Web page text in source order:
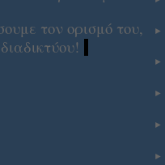
τον ορισμό του,
►
►
►
►
►